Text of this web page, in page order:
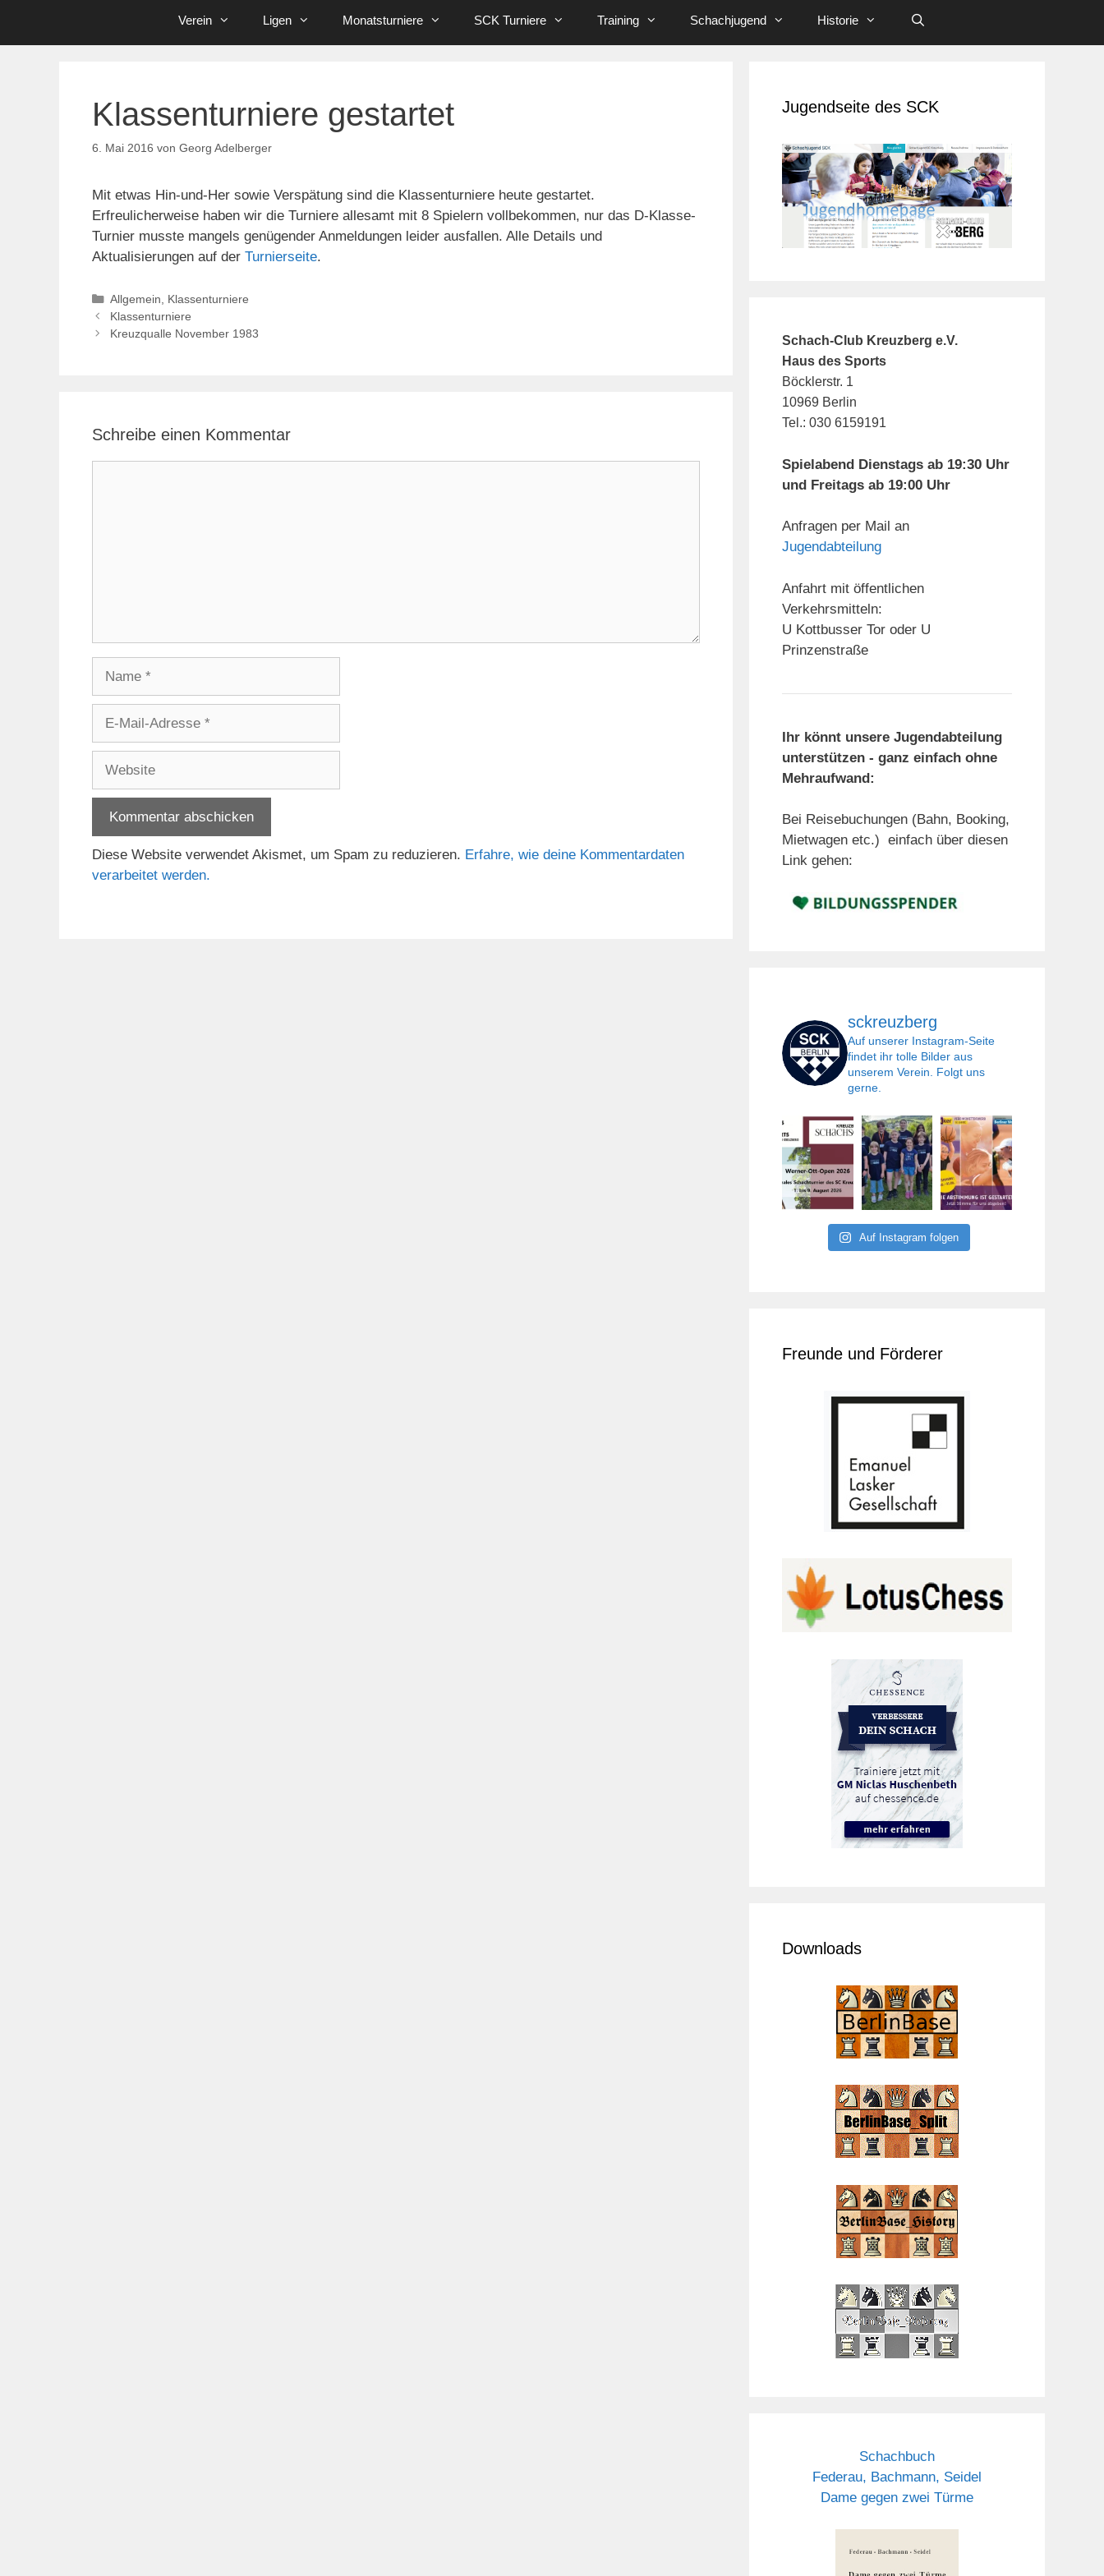
Verein Ligen Monatsturniere SCK Turniere Training Schachjugend Historie
Klassenturniere gestartet
6. Mai 2016 von Georg Adelberger
Mit etwas Hin-und-Her sowie Verspätung sind die Klassenturniere heute gestartet.
Erfreulicherweise haben wir die Turniere allesamt mit 8 Spielern vollbekommen, nur das D-Klasse-
Turnier musste mangels genügender Anmeldungen leider ausfallen. Alle Details und
Aktualisierungen auf der Turnierseite.
Kategorien
Allgemein
Klassenturniere
Klassenturniere
Kreuzqualle November 1983
Schreibe einen Kommentar
Adresse
Diese Website verwendet Akismet, um Spam zu reduzieren. Erfahre, wie deine Kommentardaten
verarbeitet werden.
Jugendseite des SCK
Schach-Club Kreuzberg e.V.
Haus des Sports
Böcklerstr. 1
10969 Berlin
Tel.: 030 6159191
Spielabend Dienstags ab 19:30 Uhr
und Freitags ab 19:00 Uhr
Anfragen per Mail an
Jugendabteilung
Anfahrt mit öffentlichen
Verkehrsmitteln:
U Kottbusser Tor oder U
Prinzenstraße
Ihr könnt unsere Jugendabteilung
unterstützen - ganz einfach ohne
Mehraufwand:
Bei Reisebuchungen (Bahn, Booking,
Mietwagen etc.) einfach über diesen
Link gehen:
sckreuzberg
Auf unserer Instagram-Seite
findet ihr tolle Bilder aus
unserem Verein. Folgt uns
gerne.
Auf Instagram folgen
Freunde und Förderer
Downloads
Schachbuch
Federau, Bachmann, Seidel
Dame gegen zwei Türme